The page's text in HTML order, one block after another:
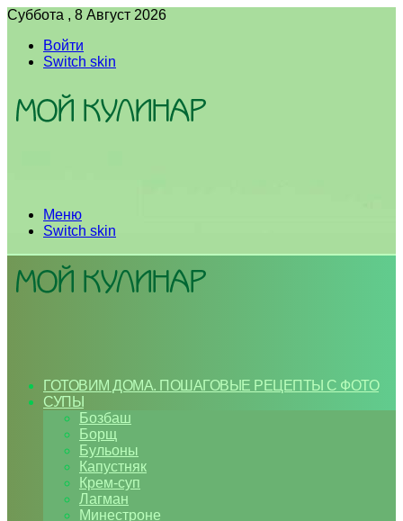
Суббота , 8 Август 2026
Войти
Switch skin
Меню
Switch skin
ГОТОВИМ ДОМА. ПОШАГОВЫЕ РЕЦЕПТЫ С ФОТО
СУПЫ
Бозбаш
Борщ
Бульоны
Капустняк
Крем-суп
Лагман
Минестроне